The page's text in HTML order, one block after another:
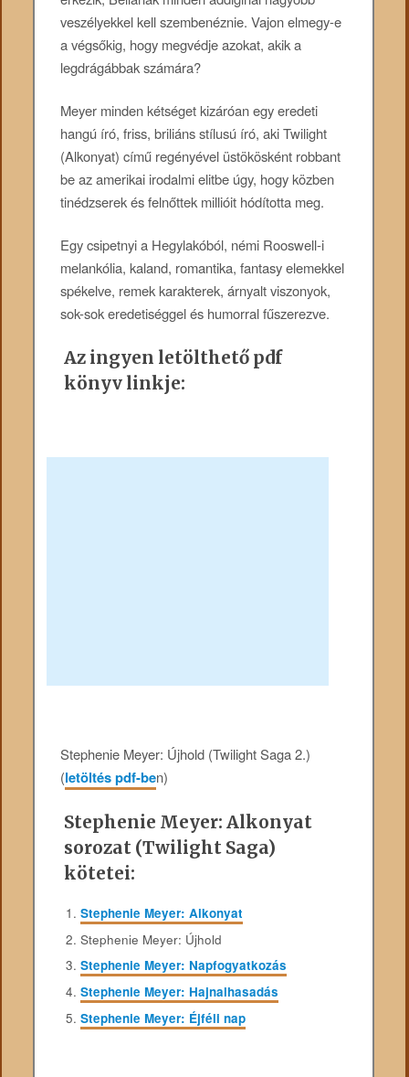
veszélyekkel kell szembenéznie. Vajon elmegy-e
a végsőkig, hogy megvédje azokat, akik a
legdrágábbak számára?
Meyer minden kétséget kizáróan egy eredeti
hangú író, friss, briliáns stílusú író, aki Twilight
(Alkonyat) című regényével üstökösként robbant
be az amerikai irodalmi elitbe úgy, hogy közben
tinédzserek és felnőttek millióit hódította meg.
Egy csipetnyi a Hegylakóból, némi Rooswell-i
melankólia, kaland, romantika, fantasy elemekkel
spékelve, remek karakterek, árnyalt viszonyok,
sok-sok eredetiséggel és humorral fűszerezve.
Az ingyen letölthető pdf
könyv linkje:
Stephenie Meyer: Újhold (Twilight Saga 2.)
(letöltés pdf-ben)
Stephenie Meyer: Alkonyat
sorozat (Twilight Saga)
kötetei:
Stephenie Meyer: Alkonyat
Stephenie Meyer: Újhold
Stephenie Meyer: Napfogyatkozás
Stephenie Meyer: Hajnalhasadás
Stephenie Meyer: Éjféli nap